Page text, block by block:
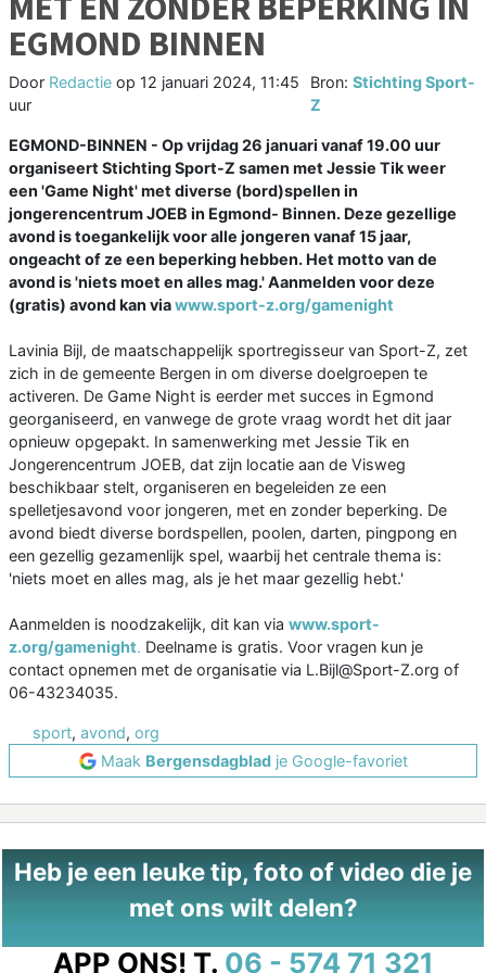
EGMOND BINNEN
Door Redactie op 12 januari 2024, 11:45
uur
Bron:Stichting Sport-
Z
EGMOND-BINNEN - Op vrijdag 26 januari vanaf 19.00 uur
organiseert Stichting Sport-Z samen met Jessie Tik weer
een 'Game Night' met diverse (bord)spellen in
jongerencentrum JOEB in Egmond- Binnen. Deze gezellige
avond is toegankelijk voor alle jongeren vanaf 15 jaar,
ongeacht of ze een beperking hebben. Het motto van de
avond is 'niets moet en alles mag.' Aanmelden voor deze
(gratis) avond kan viawww.sport-z.org/gamenight
Lavinia Bijl, de maatschappelijk sportregisseur van Sport-Z, zet
zich in de gemeente Bergen in om diverse doelgroepen te
activeren. De Game Night is eerder met succes in Egmond
georganiseerd, en vanwege de grote vraag wordt het dit jaar
opnieuw opgepakt. In samenwerking met Jessie Tik en
Jongerencentrum JOEB, dat zijn locatie aan de Visweg
beschikbaar stelt, organiseren en begeleiden ze een
spelletjesavond voor jongeren, met en zonder beperking. De
avond biedt diverse bordspellen, poolen, darten, pingpong en
een gezellig gezamenlijk spel, waarbij het centrale thema is:
'niets moet en alles mag, als je het maar gezellig hebt.'
Aanmelden is noodzakelijk, dit kan via www.sport-
z.org/gamenight. Deelname is gratis. Voor vragen kun je
contact opnemen met de organisatie via L.Bijl@Sport-Z.org of
06-43234035.
sport, avond, org
Maak Bergensdagbladje Google-favoriet
Heb je een leuke tip, foto of video die je
met ons wilt delen?
APP ONS! T. 06 - 574 71 321